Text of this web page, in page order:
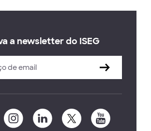
a newsletter do ISEG